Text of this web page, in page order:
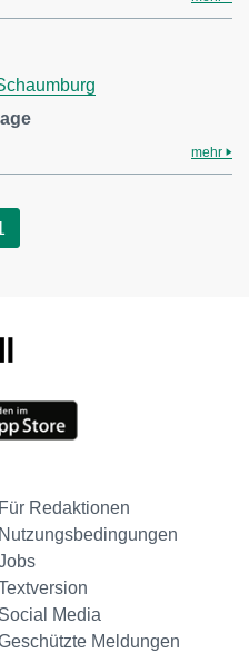
mehr
Für Redaktionen
Nutzungsbedingungen
Social Media
Meldungen